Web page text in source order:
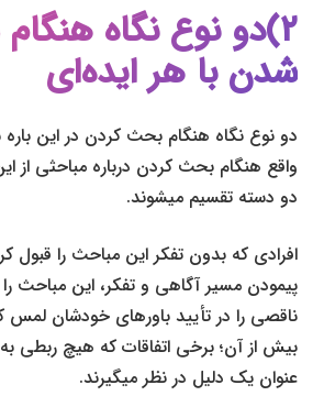
۲)دو نوع نگاه
شدن با هر ایده‌­ای
دو نوع نگاه هنگام بحث کردن در این
واقع هنگام بحث کردن درباره مباحثی از
دو دسته تقسیم می­شوند.
افرادی که بدون تفکر این مباحث را قبول
پیمودن مسیر آگاهی و تفکر، این مباحث را
ناقصی را در تأیید باورهای خودشان لمس
بیش از آن؛ برخی اتفاقات که هیچ ربطی به
عنوان یک دلیل در نظر می­گیرند.